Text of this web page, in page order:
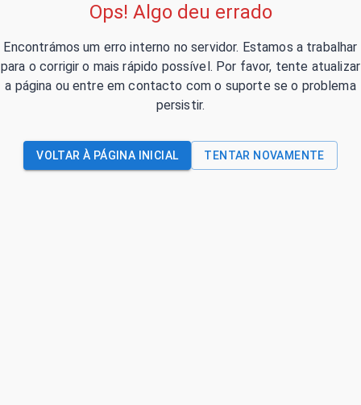
Ops! Algo deu errado
Encontrámos um erro interno no servidor. Estamos a trabalhar
para o corrigir o mais rápido possível. Por favor, tente atualizar
a página ou entre em contacto com o suporte se o problema
persistir.
VOLTAR À PÁGINA INICIAL TENTAR NOVAMENTE